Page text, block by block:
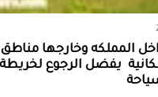
المملكه وخارجها
يفضل الرجوع